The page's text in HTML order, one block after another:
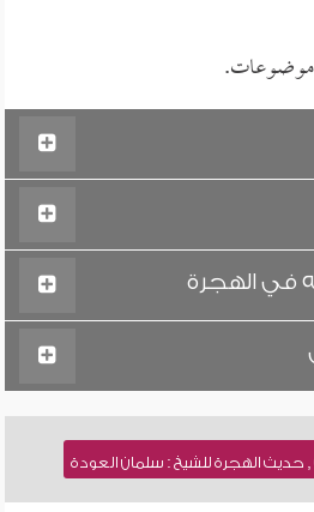
موضوعات.
في الهجرة
حديث الهجرة للشيخ : سلمان العودة